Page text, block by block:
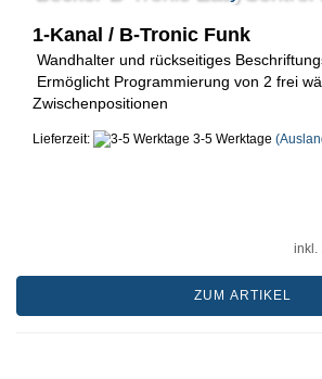
1-Kanal / B-Tronic Funk
Wandhalter und rückseitiges
Ermöglicht Programmierung von 2 frei
Zwischenpositionen
Lieferzeit: 3-5 Werktage
inkl.
ZUM ARTIKEL